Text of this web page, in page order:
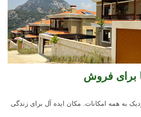
برای فروش
به همه امکانات. مکان ایده آل برای زندگی